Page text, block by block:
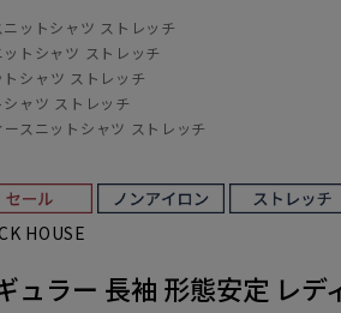
ットシャツ ストレッチ
トシャツ ストレッチ
シャツ ストレッチ
ャツ ストレッチ
スニットシャツ ストレッチ
HOUSE
ュラー 長袖 形態安定 レ